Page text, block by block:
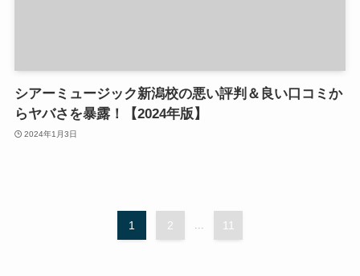
シアーミュージック新潟校の悪い評判＆良い口コミか
らヤバさを暴露！【2024年版】
2024年1月3日
1 2 ... 11